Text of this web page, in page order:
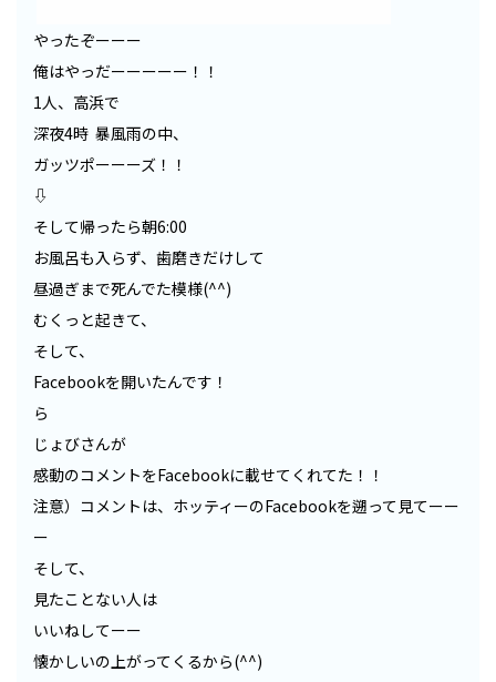
やったぞーーー
俺はやっだーーーーー！！
1人、高浜で
深夜4時 暴風雨の中、
ガッツポーーーズ！！
⇩
そして帰ったら朝6:00
お風呂も入らず、歯磨きだけして
昼過ぎまで死んでた模様(^^)
むくっと起きて、
そして、
Facebookを開いたんです！
ら
じょびさんが
感動のコメントをFacebookに載せてくれてた！！
注意）コメントは、ホッティーのFacebookを遡って見てーー
ー
そして、
見たことない人は
いいねしてーー
懐かしいの上がってくるから(^^)